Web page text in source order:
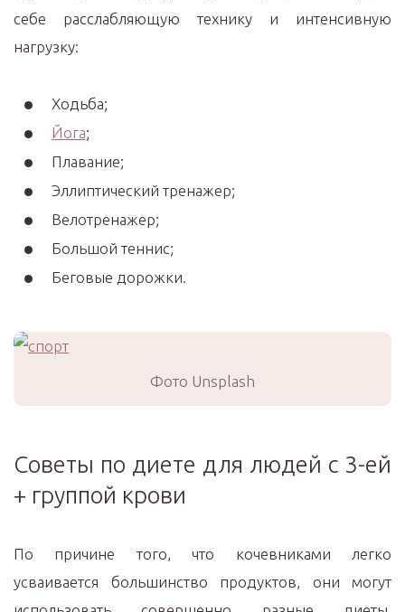
себе расслабляющую технику и интенсивную
нагрузку:
Ходьба;
Йога;
Плавание;
Эллиптический тренажер;
Велотренажер;
Большой теннис;
Беговые дорожки.
Фото Unsplash
Советы по диете для людей с 3-ей
+ группой крови
По причине того, что кочевниками легко
усваивается большинство продуктов, они могут